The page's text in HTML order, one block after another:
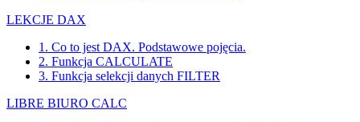
LEKCJE DAX
1. Co to jest DAX. Podstawowe pojęcia.
2. Funkcja CALCULATE
3. Funkcja selekcji danych FILTER
LIBRE BIURO CALC